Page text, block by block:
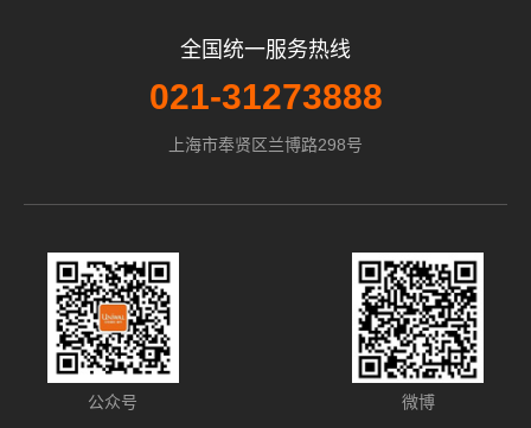
全国统一服务热线
021-31273888
上海市奉贤区兰博路298号
公众号 微博